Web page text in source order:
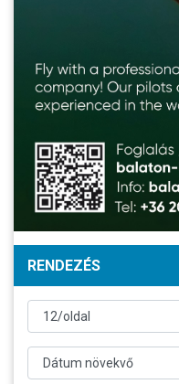
RENDEZÉS